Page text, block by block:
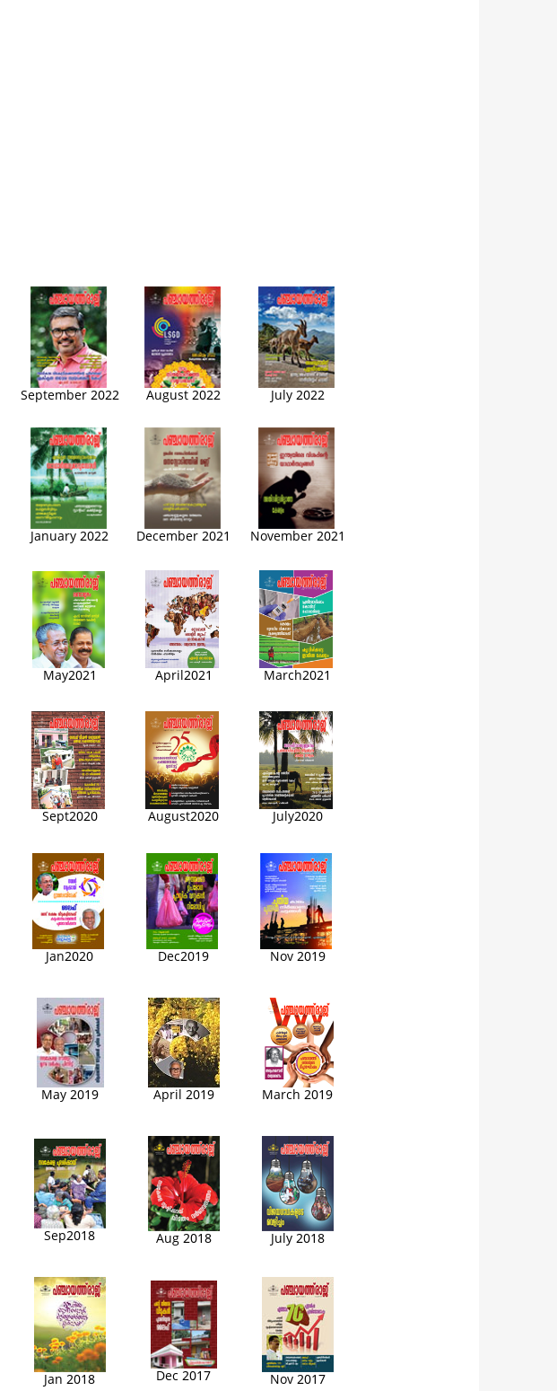
September 2022 August 2022 July 2022
January 2022 December 2021 November 2021
May2021 April2021 March2021
Sept2020 August2020 July2020
Jan2020 Dec2019 Nov 2019
May 2019 April 2019 March 2019
Sep2018 Aug 2018 July 2018
Jan 2018 Dec 2017 Nov 2017